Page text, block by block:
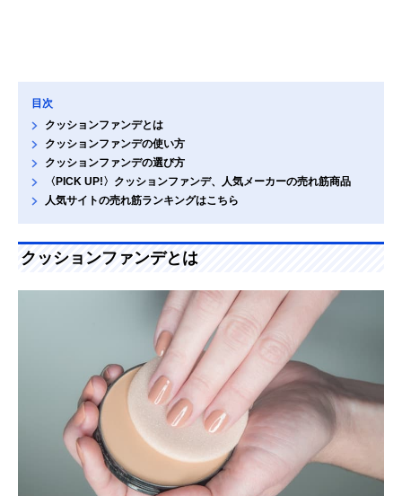
目次
クッションファンデとは
クッションファンデの使い方
クッションファンデの選び方
〈PICK UP!〉クッションファンデ、人気メーカーの売れ筋商品
人気サイトの売れ筋ランキングはこちら
クッションファンデとは